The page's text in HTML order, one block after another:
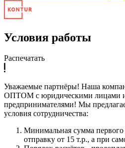
Условия работы
Распечатать
Уважаемые партнёры! Наша
ОПТОМ с юридическими лицами
предпринимателями! Мы
условия сотрудничества:
Минимальная сумма первого
отправку от 15 т.р., а при